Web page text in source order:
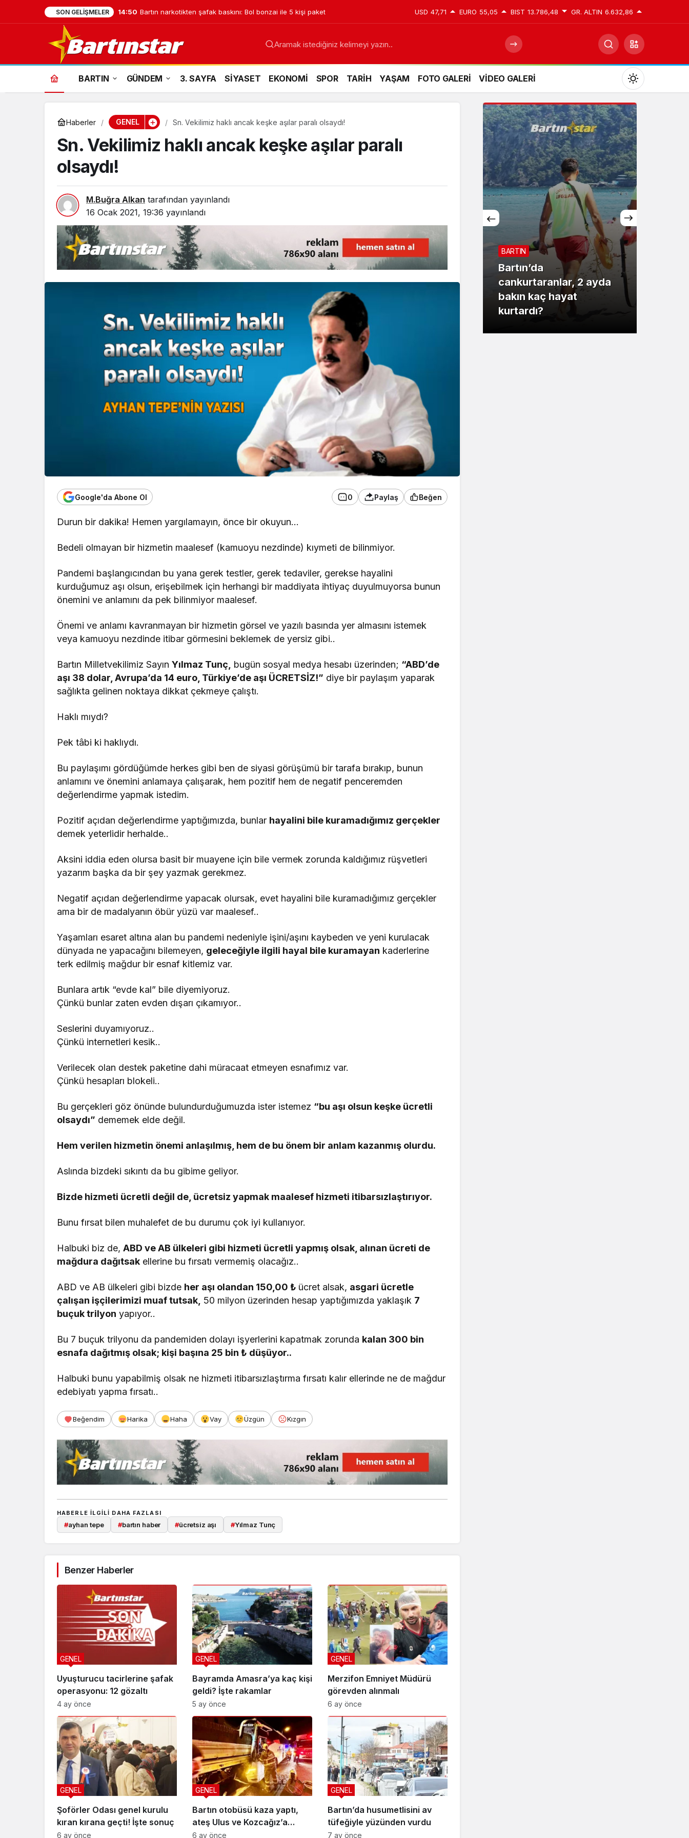
SON GELIŞMELER 14:50 Bartın narkotikten şafak baskını: Bol bonzai ile 5 kişi paket USD 47,71 EURO 55,05 BIST 13.786,48 GR. ALTIN 6.632,86
Aramak istediğiniz kelimeyi yazın..
BARTIN GÜNDEM 3. SAYFA SİYASET EKONOMİ SPOR TARİH YAŞAM FOTO GALERİ VİDEO GALERİ
Mod
değiştir
Gündüz Modu
Gündüz modunu seçin.
Gece Modu
Gece modunu seçin.
Sistem Modu
Sistem modunu seçin.
Haberler GENEL Sn. Vekilimiz haklı ancak keşke aşılar paralı olsaydı!
Sn. Vekilimiz haklı ancak keşke aşılar paralı
olsaydı!
M.Buğra Alkan tarafından yayınlandı
16 Ocak 2021, 19:36 yayınlandı
Google'da Abone Ol 0 Paylaş Beğen
Durun bir dakika! Hemen yargılamayın, önce bir okuyun…
Bedeli olmayan bir hizmetin maalesef (kamuoyu nezdinde) kıymeti de bilinmiyor.
Pandemi başlangıcından bu yana gerek testler, gerek tedaviler, gerekse hayalini
kurduğumuz aşı olsun, erişebilmek için herhangi bir maddiyata ihtiyaç duyulmuyorsa bunun
önemini ve anlamını da pek bilinmiyor maalesef.
Önemi ve anlamı kavranmayan bir hizmetin görsel ve yazılı basında yer almasını istemek
veya kamuoyu nezdinde itibar görmesini beklemek de yersiz gibi..
Bartın Milletvekilimiz SayınYılmaz Tunç, bugün sosyal medya hesabı üzerinden; “ABD’de
aşı 38 dolar, Avrupa’da 14 euro, Türkiye’de aşı ÜCRETSİZ!” diye bir paylaşım yaparak
sağlıkta gelinen noktaya dikkat çekmeye çalıştı.
Haklı mıydı?
Pek tâbi ki haklıydı.
Bu paylaşımı gördüğümde herkes gibi ben de siyasi görüşümü bir tarafa bırakıp, bunun
anlamını ve önemini anlamaya çalışarak, hem pozitif hem de negatif penceremden
değerlendirme yapmak istedim.
Pozitif açıdan değerlendirme yaptığımızda, bunlar hayalini bile kuramadığımız gerçekler
demek yeterlidir herhalde..
Aksini iddia eden olursa basit bir muayene için bile vermek zorunda kaldığımız rüşvetleri
yazarım başka da bir şey yazmak gerekmez.
Negatif açıdan değerlendirme yapacak olursak, evet hayalini bile kuramadığımız gerçekler
ama bir de madalyanın öbür yüzü var maalesef..
Yaşamları esaret altına alan bu pandemi nedeniyle işini/aşını kaybeden ve yeni kurulacak
dünyada ne yapacağını bilemeyen, geleceğiyle ilgili hayal bile kuramayan kaderlerine
terk edilmiş mağdur bir esnaf kitlemiz var.
Bunlara artık “evde kal” bile diyemiyoruz.
Çünkü bunlar zaten evden dışarı çıkamıyor..
Seslerini duyamıyoruz..
Çünkü internetleri kesik..
Verilecek olan destek paketine dahi müracaat etmeyen esnafımız var.
Çünkü hesapları blokeli..
Bu gerçekleri göz önünde bulundurduğumuzda ister istemez “bu aşı olsun keşke ücretli
olsaydı” dememek elde değil.
Hem verilen hizmetin önemi anlaşılmış, hem de bu önem bir anlam kazanmış olurdu.
Aslında bizdeki sıkıntı da bu gibime geliyor.
Bizde hizmeti ücretli değil de, ücretsiz yapmak maalesef hizmeti itibarsızlaştırıyor.
Bunu fırsat bilen muhalefet de bu durumu çok iyi kullanıyor.
Halbuki biz de,ABD ve AB ülkeleri gibi hizmeti ücretli yapmış olsak, alınan ücreti de
mağdura dağıtsak ellerine bu fırsatı vermemiş olacağız..
ABD ve AB ülkeleri gibi bizde her aşı olandan 150,00 ₺ ücret alsak, asgari ücretle
çalışan işçilerimizi muaf tutsak, 50 milyon üzerinden hesap yaptığımızda yaklaşık 7
buçuk trilyon yapıyor..
Bu 7 buçuk trilyonu da pandemiden dolayı işyerlerini kapatmak zorunda kalan 300 bin
esnafa dağıtmış olsak; kişi başına 25 bin ₺ düşüyor..
Halbuki bunu yapabilmiş olsak ne hizmeti itibarsızlaştırma fırsatı kalır ellerinde ne de mağdur
edebiyatı yapma fırsatı..
Beğendim Harika Haha Vay Üzgün Kızgın
HABERLE ILGILI DAHA FAZLASI
#ayhan tepe #bartın haber #ücretsiz aşı #Yılmaz Tunç
Benzer Haberler
Uyuşturucu tacirlerine şafak
operasyonu: 12 gözaltı
GENEL
4 ay önce
Bayramda Amasra’ya kaç kişi
geldi? İşte rakamlar
GENEL
5 ay önce
Merzifon Emniyet Müdürü
görevden alınmalı
GENEL
6 ay önce
Şoförler Odası genel kurulu
kıran kırana geçti! İşte sonuç
GENEL
6 ay önce
Bartın otobüsü kaza yaptı,
ateş Ulus ve Kozcağız’a
düştü
GENEL
6 ay önce
Bartın’da husumetlisini av
tüfeğiyle yüzünden vurdu
GENEL
7 ay önce
3. SAYFA
Ankara’dan İnkumu’na
tatile gelmişti!
Kurtarılamadı
BARTIN
Bartın’da
cankurtaranlar, 2 ayda
bakın kaç hayat
kurtardı?